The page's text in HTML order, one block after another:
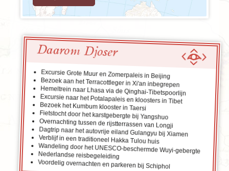
Daarom Djoser
Excursie Grote Muur en Zomerpaleis in Beijing
Bezoek aan het Terracottleger in Xi'an inbegrepen
Hemeltrein naar Lhasa via de Qinghai-Tibetspoorlijn
Excursie naar het Potalapaleis en kloosters in Tibet
Bezoek het Kumbum klooster in Taersi
Fietstocht door het karstgebergte bij Yangshuo
Overnachting tussen de rijstterrassen van Longji
Dagtrip naar het autovrije eiland Gulangyu bij Xiamen
Verblijf in een traditioneel Hakka Tulou huis
Wandeling door het UNESCO-beschermde Wuyi-gebergte
Nederlandse reisbegeleiding
Voordelig overnachten en parkeren bij Schiphol